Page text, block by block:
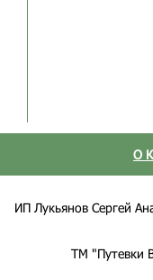
О
ИП Лукьянов Сергей
ТМ "Путевки